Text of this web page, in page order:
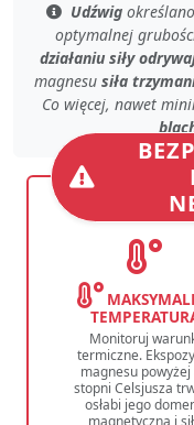
Udźwig
optymalnej
działaniu siły
magnesu siła
Co więcej, nawet
Monitoruj
termiczne.
magnesu powyżej
stopni Celsjusza
osłabi jego